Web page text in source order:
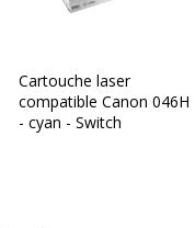
Dimensions et poids
Poids du produit
Garantie
Cartouche laser
compatible Canon 046H
- cyan - Switch